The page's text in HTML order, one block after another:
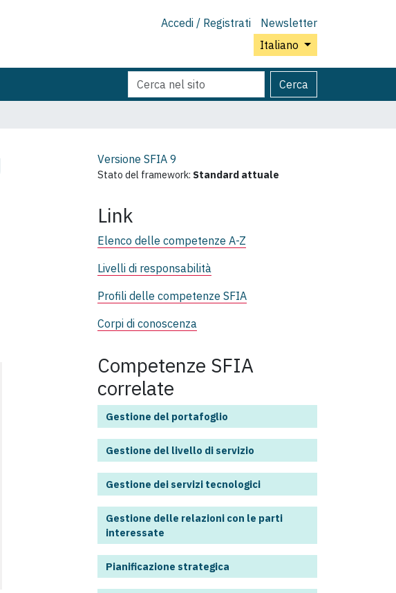
Accedi / Registrati
Newsletter
Italiano
Cerca
nel
Cerca
Ricerca
avanzata…
Versione SFIA 9
Stato del framework: Standard attuale
Link
Elenco delle competenze A-Z
Livelli di responsabilità
Profili delle competenze SFIA
Corpi di conoscenza
Competenze SFIA
correlate
Gestione del portafoglio
Gestione del livello di servizio
Gestione dei servizi tecnologici
Gestione delle relazioni con le parti
interessate
Pianificazione strategica